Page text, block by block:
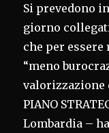
Si prevedono
giorno
che per
“meno
valorizzazione
PIANO
Lombardia –